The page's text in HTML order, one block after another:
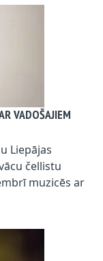
VADOŠAJIEM
Liepājas
čellistu
muzicēs ar